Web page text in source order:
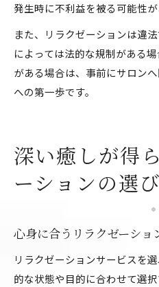
発生時に不利益を被る可能性が
また、リラクゼーションは違
によっては法的な規制がある
がある場合は、事前にサロン
への第一歩です。
深い癒しが得
ーションの選
心身に合うリラクゼーショ
リラクゼーションサービスを
的な状態や目的に合わせて選